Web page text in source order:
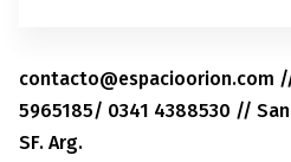
contacto@espacioorion.com
5965185/ 0341 4388530 //
SF. Arg.